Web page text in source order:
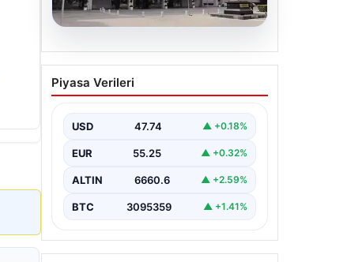
Antalya’daki yolsuzluk
soruşturmasında iki yeni
Piyasa Verileri
USD 47.74 ▲ +0.18%
EUR 55.25 ▲ +0.32%
ALTIN 6660.6 ▲ +2.59%
BTC 3095359 ▲ +1.41%